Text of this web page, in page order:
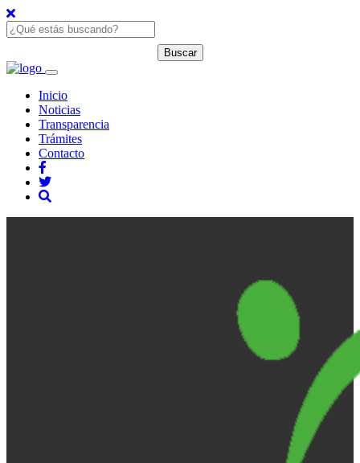
Inicio
Noticias
Transparencia
Trámites
Contacto